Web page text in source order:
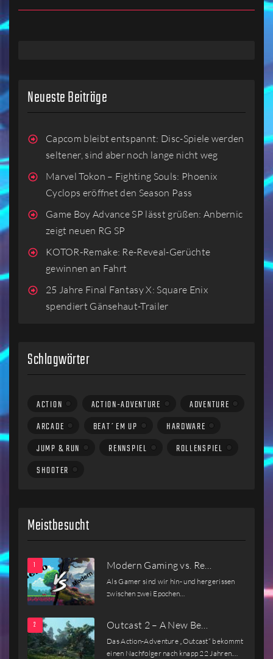
Neueste Beiträge
Capcom bleibt entspannt: Disc-Spiele werden
seltener, sind aber noch lange nicht weg
Marvel Tokon – Fighting Souls: Phoenix
Cyclops eröffnet den Season Pass
Game Boy Advance SP lässt grüßen: Anbernic
zeigt neuen RG SP
KOTOR-Remake: Re-Reveal-Gerüchte
gewinnen an Fahrt
25 Jahre Final Fantasy X: Square Enix
spendiert Gänsehaut-Trailer
Schlagwörter
ACTION ACTION-ADVENTURE
ADVENTURE
ARCADE
BEAT´EM UP
HARDWARE
JUMP & RUN
RENNSPIEL
ROLLENSPIEL
SHOOTER
Meistbesucht
Modern Gaming vs. Re…
Als Gamer sind wir hin- und hergerissen
zwischen zwei Epochen…
Outcast 2 – A New Be…
Das Action-Adventure „Outcast“ bekommt
einen Nachfolger nach knapp 22 Jahren.…